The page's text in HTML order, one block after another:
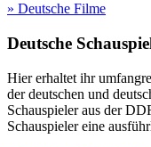
» Deutsche Filme
Deutsche
Hier erhaltet ihr
der deutschen und
Schauspieler aus der
Schauspieler eine